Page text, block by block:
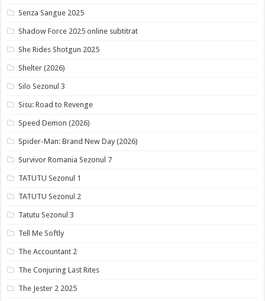
Senza Sangue 2025
Shadow Force 2025 online subtitrat
She Rides Shotgun 2025
Shelter (2026)
Silo Sezonul 3
Sisu: Road to Revenge
Speed Demon (2026)
Spider-Man: Brand New Day (2026)
Survivor Romania Sezonul 7
TATUTU Sezonul 1
TATUTU Sezonul 2
Tatutu Sezonul 3
Tell Me Softly
The Accountant 2
The Conjuring Last Rites
The Jester 2 2025